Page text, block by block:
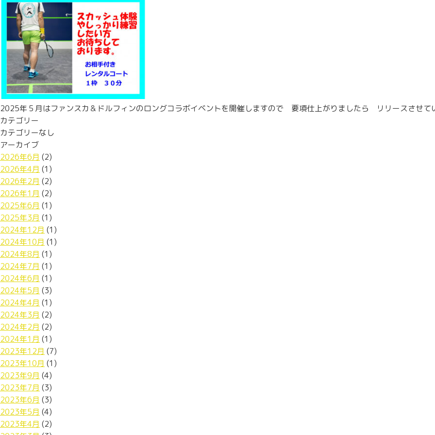
2025年５月はファンスカ＆ドルフィンのロングコラボイベントを開催しますので 要項仕上がりましたら リリースさせて
カテゴリー
カテゴリーなし
アーカイブ
2026年6月 (2)
2026年4月 (1)
2026年2月 (2)
2026年1月 (2)
2025年6月 (1)
2025年3月 (1)
2024年12月 (1)
2024年10月 (1)
2024年8月 (1)
2024年7月 (1)
2024年6月 (1)
2024年5月 (3)
2024年4月 (1)
2024年3月 (2)
2024年2月 (2)
2024年1月 (1)
2023年12月 (7)
2023年10月 (1)
2023年9月 (4)
2023年7月 (3)
2023年6月 (3)
2023年5月 (4)
2023年4月 (2)